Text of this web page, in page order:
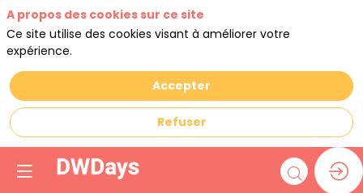
A propos des cookies sur ce site
Ce site utilise des cookies visant à améliorer votre
expérience.
Accepter
Refuser